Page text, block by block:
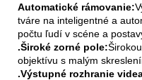
Automatické rámovanie:
tváre na inteligentné a
počtu ľudí v scéne a
.Široké zorné pole:
objektívu s malým
.Výstupné rozhranie